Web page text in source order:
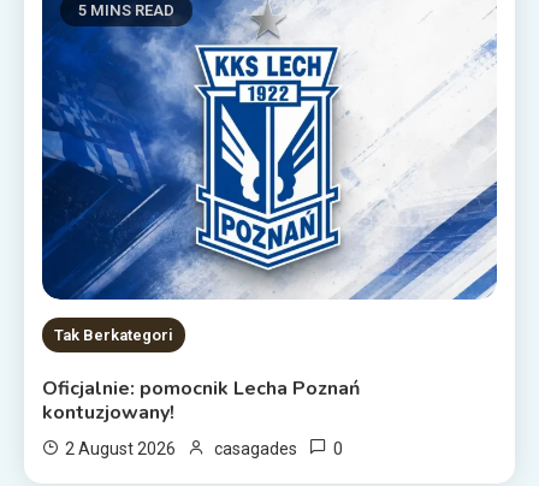
5 MINS READ
Tak Berkategori
Oficjalnie: pomocnik Lecha Poznań
kontuzjowany!
2 August 2026 casagades 0